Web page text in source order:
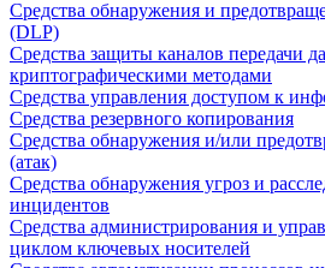
Средства обнаружения и
(DLP)
Средства защиты каналов передачи
криптографическими методами
Средства управления доступом к
Средства резервного копирования
Средства обнаружения и/или
(атак)
Средства обнаружения угроз и
инцидентов
Средства администрирования и
циклом ключевых носителей